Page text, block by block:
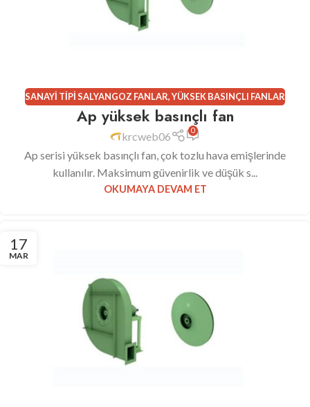
SANAYI TIPI SALYANGOZ FANLAR,YÜKSEK BASINÇLI FANLAR
Ap yüksek basınçlı fan
krcweb06 0
Ap serisi yüksek basınçlı fan, çok tozlu hava emişlerinde
kullanılır. Maksimum güvenirlik ve düşük s...
OKUMAYA DEVAM ET
17
MAR